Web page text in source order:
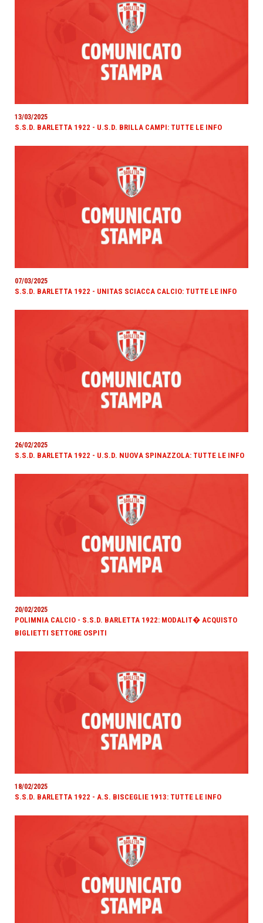
13/03/2025
S.S.D. BARLETTA 1922 - U.S.D. BRILLA CAMPI: TUTTE LE INFO
07/03/2025
S.S.D. BARLETTA 1922 - UNITAS SCIACCA CALCIO: TUTTE LE INFO
26/02/2025
S.S.D. BARLETTA 1922 - U.S.D. NUOVA SPINAZZOLA: TUTTE LE INFO
20/02/2025
POLIMNIA CALCIO - S.S.D. BARLETTA 1922: MODALIT� ACQUISTO
BIGLIETTI SETTORE OSPITI
18/02/2025
S.S.D. BARLETTA 1922 - A.S. BISCEGLIE 1913: TUTTE LE INFO